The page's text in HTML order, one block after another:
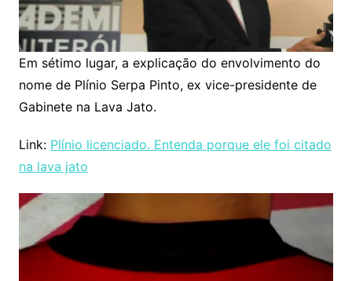
Em sétimo lugar, a explicação do envolvimento do
nome de Plínio Serpa Pinto, ex vice-presidente de
Gabinete na Lava Jato.
Link: Plínio licenciado. Entenda porque ele foi citado
na lava jato